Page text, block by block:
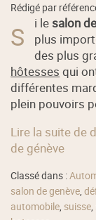
Rédigé par
S i le salon
plus
des plus
hôtesses qui
différentes
plein pouvoirs
Lire la suite de
de génève
Classé dans :
salon de genève,
automobile, suisse,